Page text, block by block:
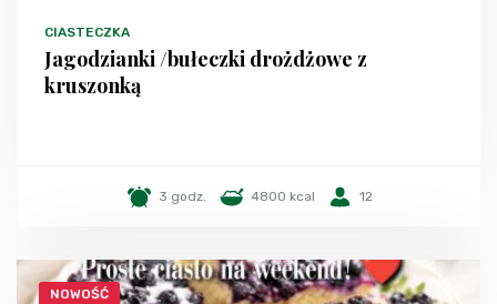
CIASTECZKA
Jagodzianki /bułeczki drożdżowe z
kruszonką
3 godz. 4800 kcal 12
NOWOŚĆ